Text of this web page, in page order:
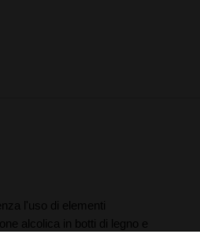
l'uso di elementi
alcolica in botti di legno e